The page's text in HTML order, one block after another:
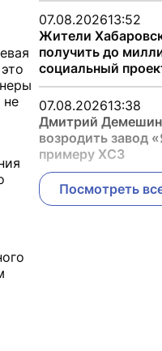
не
07.08.202613:52
Жители
получить до
социальный
07.08.202613:38
Дмитрий Демешин
возродить завод
примеру ХСЗ
Посмотреть